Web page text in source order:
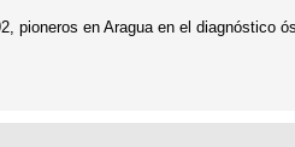
pioneros en Aragua en el diagnóstico